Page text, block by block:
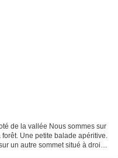
de la vallée Nous sommes sur
Une petite balade apéritive.
un autre sommet situé à droite